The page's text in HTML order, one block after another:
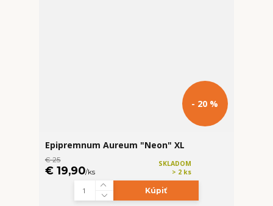
- 20 %
Epipremnum Aureum "Neon" XL
€ 25
€ 19,90/ks
SKLADOM
> 2 ks
Kúpiť